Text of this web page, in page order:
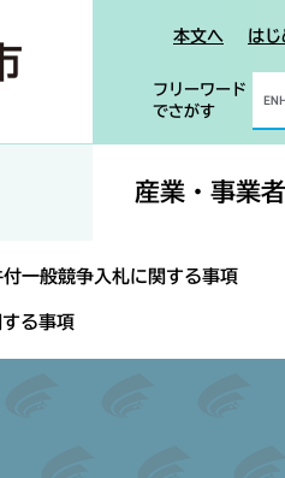
本文へ は
フリーワード
でさがす
産業・事業
付一般競争入札に関する事項
る事項